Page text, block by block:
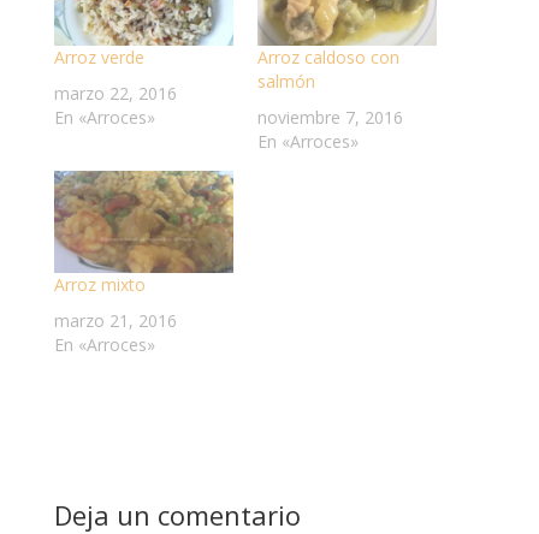
Arroz verde
marzo 22, 2016
En «Arroces»
Arroz caldoso con
salmón
noviembre 7, 2016
En «Arroces»
Arroz mixto
marzo 21, 2016
En «Arroces»
Deja un comentario